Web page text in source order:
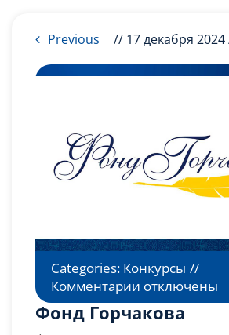
Партнерам
Previous // 17 декабря
Categories: Конкурсы //
Комментарии к
записи
Фонд
отключены
Фонд Горчакова